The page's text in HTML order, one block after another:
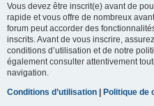
Vous devez être inscrit(e) avant de
rapide et vous offre de nombreux
forum peut accorder des
inscrits. Avant de vous inscrire,
conditions d’utilisation et de notre
également consulter attentivement
navigation.
Conditions d’utilisation | Politique de